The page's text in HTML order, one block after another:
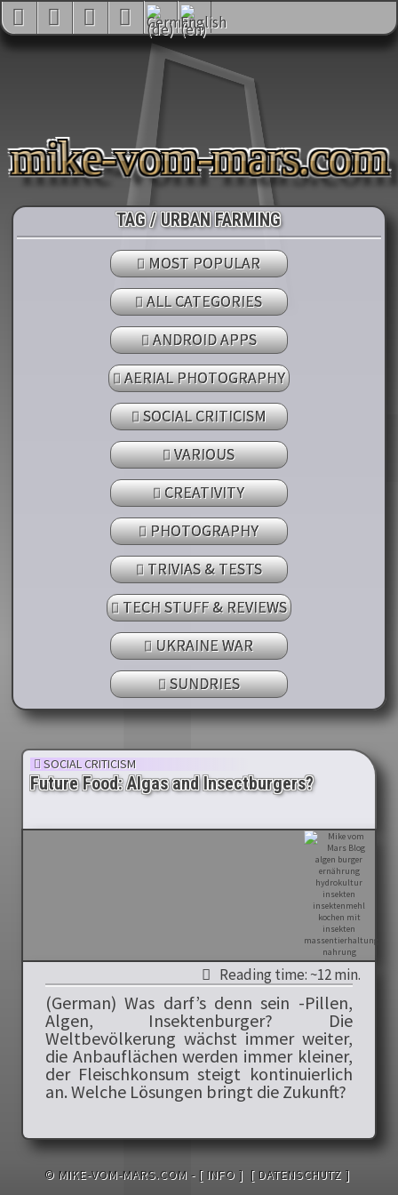
mike-vom-mars.com
TAG / URBAN FARMING
MOST POPULAR
ALL CATEGORIES
ANDROID APPS
AERIAL PHOTOGRAPHY
SOCIAL CRITICISM
VARIOUS
CREATIVITY
PHOTOGRAPHY
TRIVIAS & TESTS
TECH STUFF & REVIEWS
UKRAINE WAR
SUNDRIES
SOCIAL CRITICISM
Future Food: Algas and Insectburgers?
Reading time: ~12 min.
(German) Was darf’s denn sein -Pillen,
Algen, Insektenburger? Die
Weltbevölkerung wächst immer weiter,
die Anbauflächen werden immer kleiner,
der Fleischkonsum steigt kontinuierlich
an. Welche Lösungen bringt die Zukunft?
© MIKE-VOM-MARS.COM - [ INFO ] [ DATENSCHUTZ ]